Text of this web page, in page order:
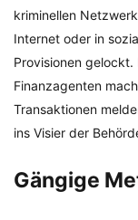
kriminellen
Internet oder in
Provisionen
Finanzagenten
Transaktionen
ins Visier der
Gängige